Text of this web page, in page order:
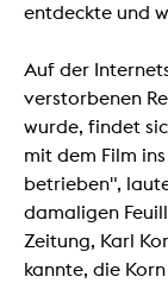
entdeckte und
Auf der
verstorbenen
wurde, findet
mit dem Film
betrieben",
damaligen
Zeitung, Karl
kannte, die